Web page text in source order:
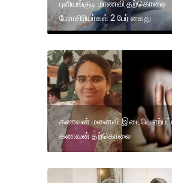
புளியங்குடி மாணவி தற்கொலை
பேராசிரியர்கள் 2 பேர் கைது
கணவன் மனைவி இடையே ஏற்பட்ட
கணவன் தற்கொலை